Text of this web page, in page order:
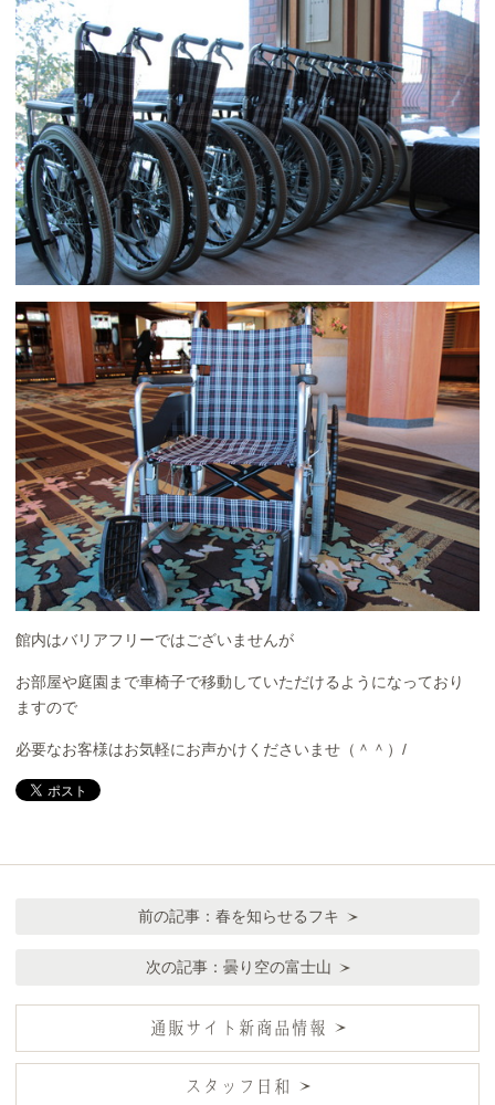
館内はバリアフリーではございませんが
お部屋や庭園まで車椅子で移動していただけるようになっており
ますので
必要なお客様はお気軽にお声かけくださいませ（＾＾）/
前の記事： 春を知らせるフキ
次の記事： 曇り空の富士山
通販サイト新商品情報
スタッフ日和